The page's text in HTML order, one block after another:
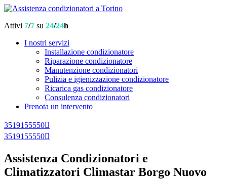
Attivi 7/7 su 24/24h
I nostri servizi
Installazione condizionatore
Riparazione condizionatore
Manutenzione condizionatori
Pulizia e igienizzazione condizionatore
Ricarica gas condizionatore
Consulenza condizionatori
Prenota un intervento
3519155550
3519155550
Assistenza Condizionatori e
Climatizzatori Climastar Borgo Nuovo